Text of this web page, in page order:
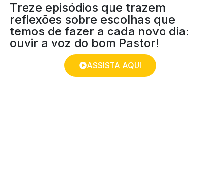
Treze episódios que trazem
reflexões sobre escolhas que
temos de fazer a cada novo dia:
ouvir a voz do bom Pastor!
ASSISTA AQUI